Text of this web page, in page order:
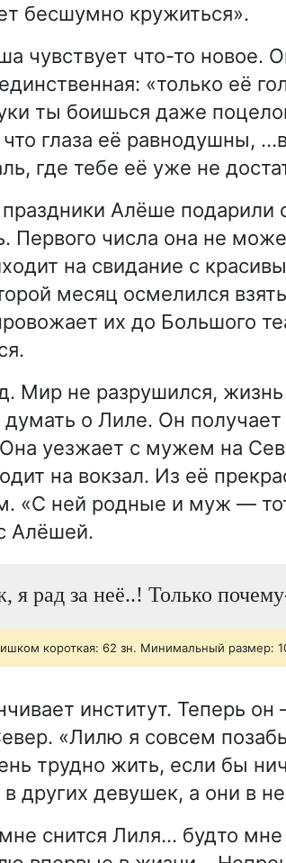
бесшумно кружиться».
чувствует что-то новое.
«только её
ты боишься даже
глаза её равнодушны,
где тебе её уже не
Алёше подарили
Первого числа она не
на свидание с
месяц осмелился
их до Большого
Мир не разрушился,
думать о Лиле. Он
уезжает с мужем на
на вокзал. Из её
«С ней родные и муж —
Алёшей.
я рад за неё..! Только
короткая: 62 зн. Минимальный размер:
институт. Теперь
«Лилю я совсем
трудно жить, если бы
других девушек, а они в
снится Лиля… будто